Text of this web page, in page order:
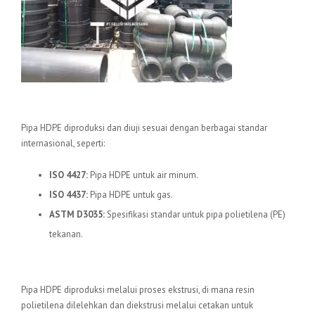
Pipa HDPE diproduksi dan diuji sesuai dengan berbagai standar
internasional, seperti:
ISO 4427: Pipa HDPE untuk air minum.
ISO 4437: Pipa HDPE untuk gas.
ASTM D3035:Spesifikasi standar untuk pipa polietilena (PE)
tekanan.
Pipa HDPE diproduksi melalui proses ekstrusi, di mana resin
polietilena dilelehkan dan diekstrusi melalui cetakan untuk